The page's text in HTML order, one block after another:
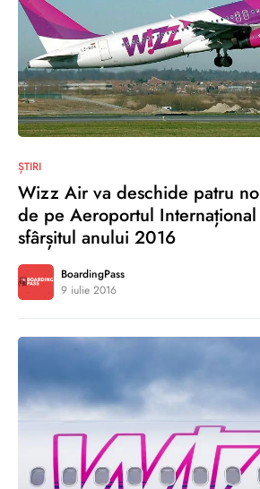
ȘTIRI
Wizz Air va deschide patru
de pe Aeroportul
sfârșitul anului 2016
BoardingPass
9 iulie 2016